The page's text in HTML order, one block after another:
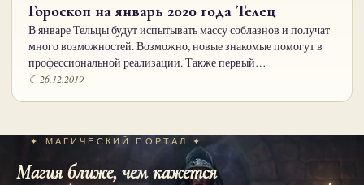
Гороскоп на январь 2020 года Телец
В январе Тельцы будут испытывать массу соблазнов и получат
много возможностей. Возможно, новые знакомые помогут в
профессиональной реализации. Также первый…
☾ 26.12.2019
✦ МАГИЧЕСКИЙ ПОРТАЛ ✦
Магия ближе, чем кажется